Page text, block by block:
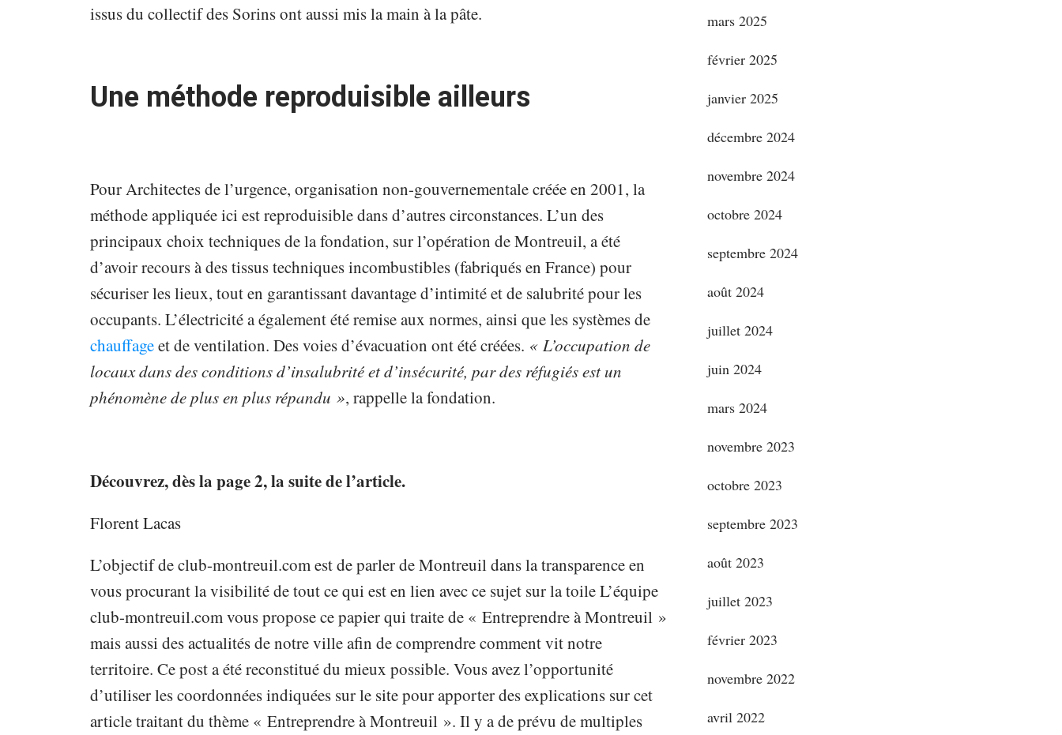
issus du collectif des Sorins ont aussi mis la main à la pâte.
Une méthode reproduisible ailleurs
Pour Architectes de l’urgence, organisation non-gouvernementale créée en 2001, la
méthode appliquée ici est reproduisible dans d’autres circonstances. L’un des
principaux choix techniques de la fondation, sur l’opération de Montreuil, a été
d’avoir recours à des tissus techniques incombustibles (fabriqués en France) pour
sécuriser les lieux, tout en garantissant davantage d’intimité et de salubrité pour les
occupants. L’électricité a également été remise aux normes, ainsi que les systèmes de
chauffageet de ventilation. Des voies d’évacuation ont été créées. « L’occupation de
locaux dans des conditions d’insalubrité et d’insécurité, par des réfugiés est un
phénomène de plus en plus répandu », rappelle la fondation.
Découvrez, dès la page 2, la suite de l’article.
Florent Lacas
L’objectif de club-montreuil.com est de parler de Montreuil dans la transparence en
vous procurant la visibilité de tout ce qui est en lien avec ce sujet sur la toile L’équipe
club-montreuil.com vous propose ce papier qui traite de « Entreprendre à Montreuil »
mais aussi des actualités de notre ville afin de comprendre comment vit notre
territoire. Ce post a été reconstitué du mieux possible. Vous avez l’opportunité
d’utiliser les coordonnées indiquées sur le site pour apporter des explications sur cet
article traitant du thème « Entreprendre à Montreuil ». Il y a de prévu de multiples
mars 2025
février 2025
janvier 2025
décembre 2024
novembre 2024
octobre 2024
septembre 2024
août 2024
juillet 2024
juin 2024
mars 2024
novembre 2023
octobre 2023
septembre 2023
août 2023
juillet 2023
février 2023
novembre 2022
avril 2022